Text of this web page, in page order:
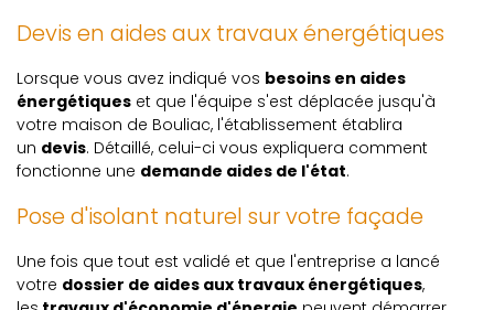
Devis en aides aux travaux énergétiques
Lorsque vous avez indiqué vos besoins en aides
énergétiques et que l'équipe s'est déplacée jusqu'à
votre maison de Bouliac, l'établissement établira
un devis. Détaillé, celui-ci vous expliquera comment
fonctionne une demande aides de l'état.
Pose d'isolant naturel sur votre façade
Une fois que tout est validé et que l'entreprise a lancé
votre dossier de aides aux travaux énergétiques,